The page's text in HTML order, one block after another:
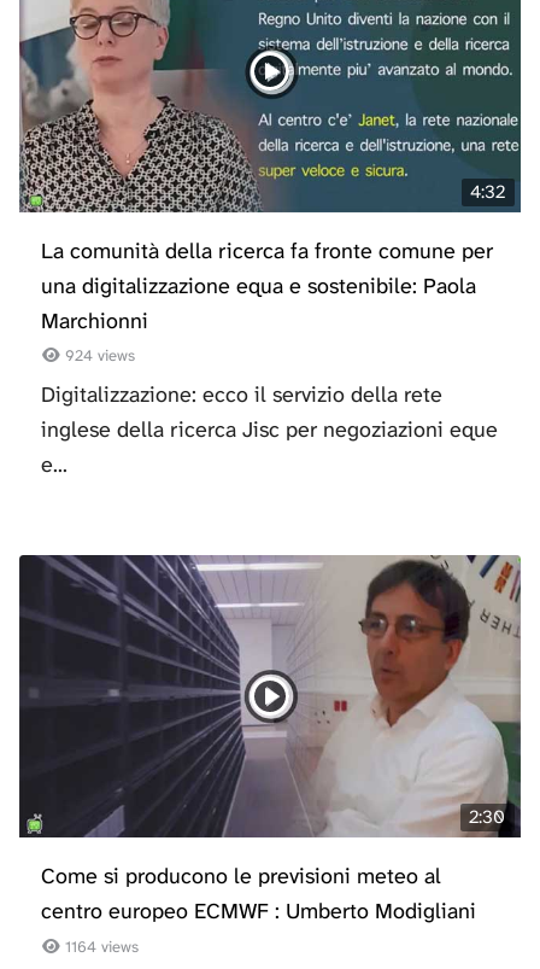
4:32
La comunità della ricerca fa fronte comune per
una digitalizzazione equa e sostenibile: Paola
Marchionni
924 views
Digitalizzazione: ecco il servizio della rete
inglese della ricerca Jisc per negoziazioni eque
e...
2:30
Come si producono le previsioni meteo al
centro europeo ECMWF : Umberto Modigliani
1164 views